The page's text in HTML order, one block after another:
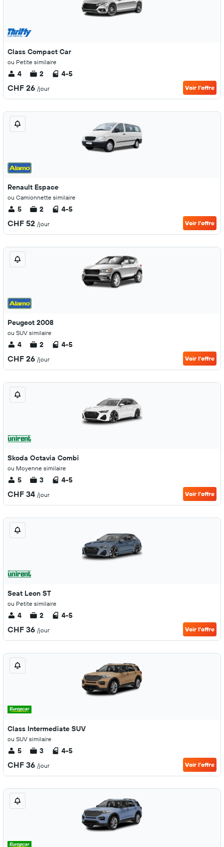
Class Compact Car
ou Petite similaire
4 2 4-5
CHF 26 /jour Voir l’offre
Renault Espace
ou Camionnette similaire
5 2 4-5
CHF 52 /jour Voir l’offre
Peugeot 2008
ou SUV similaire
4 2 4-5
CHF 26 /jour Voir l’offre
Skoda Octavia Combi
ou Moyenne similaire
5 3 4-5
CHF 34 /jour Voir l’offre
Seat Leon ST
ou Petite similaire
4 2 4-5
CHF 36 /jour Voir l’offre
Class Intermediate SUV
ou SUV similaire
5 3 4-5
CHF 36 /jour Voir l’offre